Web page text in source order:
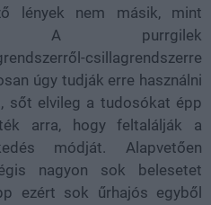
lények nem másik, mint
A purrgilek
csillagrendszerre
úgy tudják erre használni
sőt elvileg a tudosókat épp
arra, hogy feltalálják a
módját. Alapvetően
nagyon sok belesetet
ezért sok űrhajós egyből